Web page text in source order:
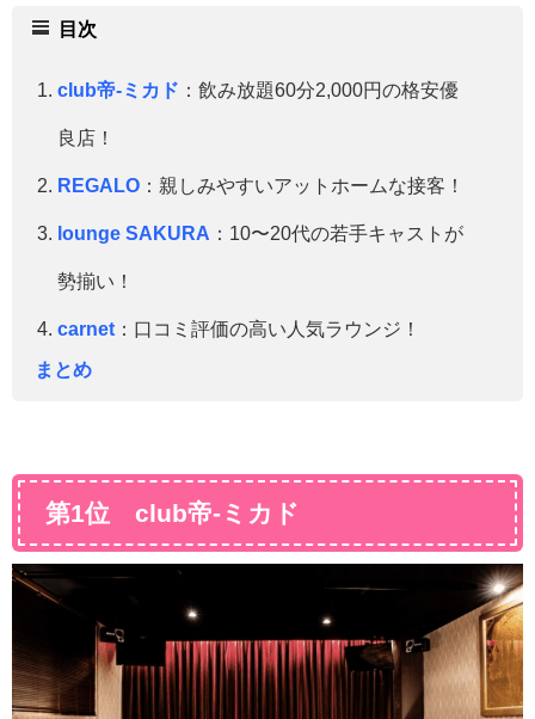
目次
club帝-ミカド ：飲み放題60分2,000円の格安優
良店！
REGALO ：親しみやすいアットホームな接客！
lounge SAKURA ：10〜20代の若手キャストが
勢揃い！
carnet ：口コミ評価の高い人気ラウンジ！
まとめ
第1位 club帝-ミカド